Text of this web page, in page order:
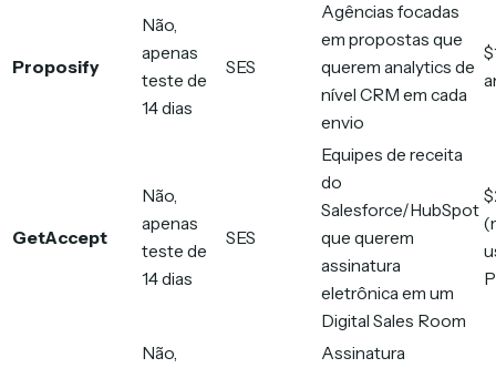
Proposify
Não,
apenas
teste de
14 dias
SES
Agências focadas
em propostas que
querem analytics de
nível CRM em cada
envio
GetAccept
Não,
apenas
teste de
14 dias
SES
Equipes de receita
do
Salesforce/HubSpot
que querem
assinatura
eletrônica em um
Digital Sales Room
Não,
Assinatura